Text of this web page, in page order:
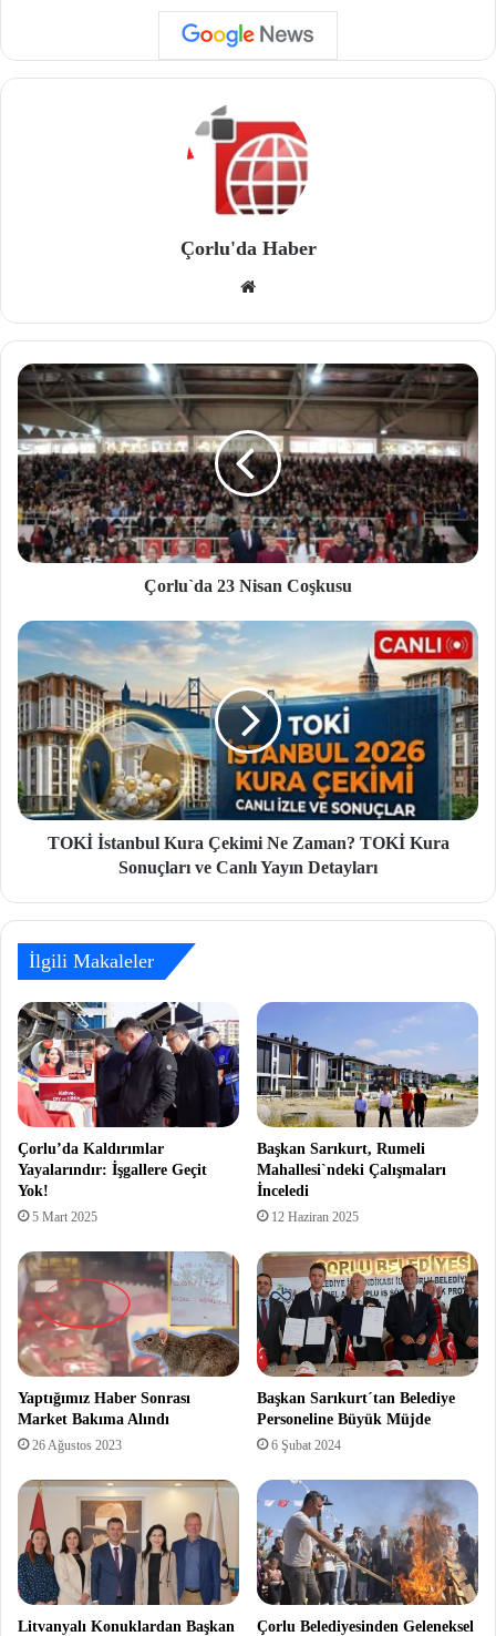
Çorlu'da Haber
site
si
Çorlu`da 23 Nisan Coşkusu
TOKİ İstanbul Kura Çekimi Ne Zaman? TOKİ Kura
Sonuçları ve Canlı Yayın Detayları
İlgili Makaleler
Çorlu’da Kaldırımlar
Yayalarındır: İşgallere Geçit
Yok!
5 Mart 2025
Başkan Sarıkurt, Rumeli
Mahallesi`ndeki Çalışmaları
İnceledi
12 Haziran 2025
Yaptığımız Haber Sonrası
Market Bakıma Alındı
26 Ağustos 2023
Başkan Sarıkurt´tan Belediye
Personeline Büyük Müjde
6 Şubat 2024
Litvanyalı Konuklardan Başkan
Çorlu Belediyesinden Geleneksel